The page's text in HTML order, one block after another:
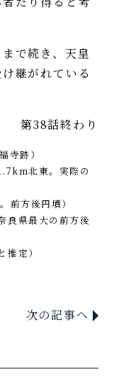
で続き、天皇
継がれている
第38話終わり
寺跡）
北東。実際の
前方後円墳）
良県最大の前方後
定）
次の記事へ